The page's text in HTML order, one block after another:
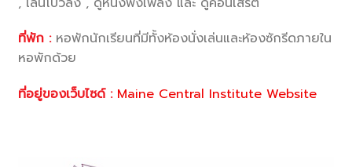
ที่พัก : หอพักนักเรียนที่มีทั้งห้องนั่งเล่นและห้องซักรีดภายใน
หอพักด้วย
ที่อยู่ของเว็บไซด์ : Maine Central Institute Website